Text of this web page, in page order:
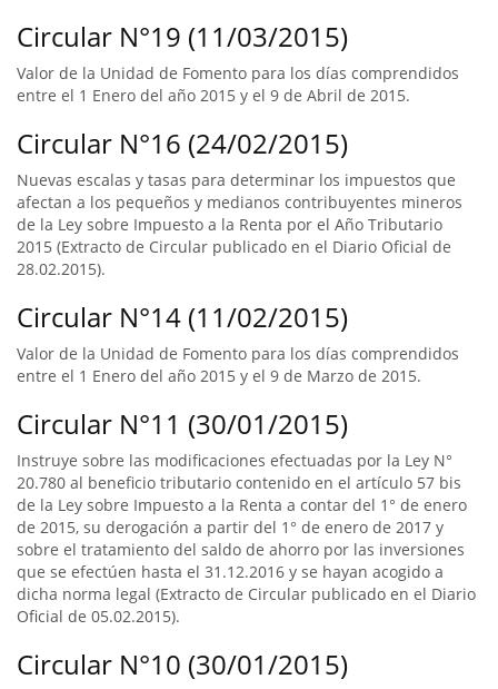
Circular N°19 (11/03/2015)
Valor de la Unidad de Fomento para los días comprendidos
entre el 1 Enero del año 2015 y el 9 de Abril de 2015.
Circular N°16 (24/02/2015)
Nuevas escalas y tasas para determinar los impuestos que
afectan a los pequeños y medianos contribuyentes mineros
de la Ley sobre Impuesto a la Renta por el Año Tributario
2015 (Extracto de Circular publicado en el Diario Oficial de
28.02.2015).
Circular N°14 (11/02/2015)
Valor de la Unidad de Fomento para los días comprendidos
entre el 1 Enero del año 2015 y el 9 de Marzo de 2015.
Circular N°11 (30/01/2015)
Instruye sobre las modificaciones efectuadas por la Ley N°
20.780 al beneficio tributario contenido en el artículo 57 bis
de la Ley sobre Impuesto a la Renta a contar del 1° de enero
de 2015, su derogación a partir del 1° de enero de 2017 y
sobre el tratamiento del saldo de ahorro por las inversiones
que se efectúen hasta el 31.12.2016 y se hayan acogido a
dicha norma legal (Extracto de Circular publicado en el Diario
Oficial de 05.02.2015).
Circular N°10 (30/01/2015)